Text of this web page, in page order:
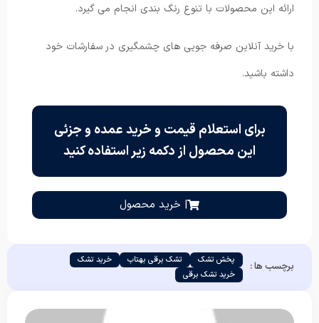
ارائه این محصولات با تنوع رنگ بندی انجام می گیرد.
با خرید آنلاین صرفه جویی های چشمگیری در سفارشات خود
داشته باشید.
برای استعلام قیمت و خرید عمده و جزئی
این محصول از دکمه زیر استفاده کنید
| خرید محصول
برچسب ها : پخش تشک تشک برقی بهتاب
خرید تشک
خرید تشک برقی